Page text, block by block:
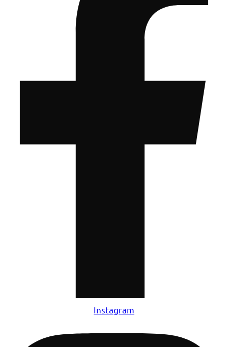
Instagram